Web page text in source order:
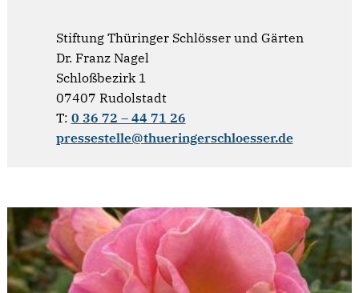
Stiftung Thüringer Schlösser und Gärten
Dr. Franz Nagel
Schloßbezirk 1
07407 Rudolstadt
T: 0 36 72 – 44 71 26
pressestelle@thueringerschloesser.de